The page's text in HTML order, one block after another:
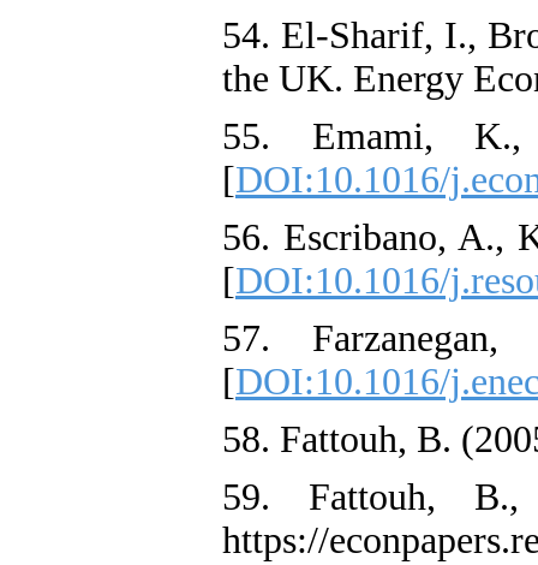
54. El-Sharif, I.,
the UK. Energy
55. Emami,
[DOI:10.1016/
56. Escribano, A.,
[DOI:10.1016/
57.
[DOI:10.1016/
58. Fattouh, B.
59. Fattouh,
https://